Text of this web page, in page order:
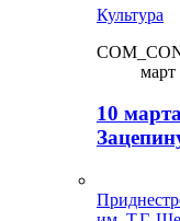
Культура
март
10